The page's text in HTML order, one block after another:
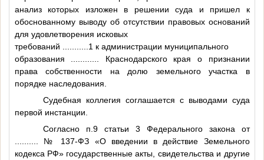
анализ которых изложен в решении суда и пришел к
обоснованному выводу об отсутствии правовых оснований
для удовлетворения исковых
требований
...........1 к администрации муниципального
образования
Краснодарского края о признании
права собственности на долю земельного участка в
порядке наследования.
Судебная коллегия соглашается с выводами суда
первой инстанции.
Согласно п.9 статьи 3 Федерального закона от
№ 137-ФЗ «О введении в действие Земельного
кодекса РФ» государственные акты, свидетельства и другие